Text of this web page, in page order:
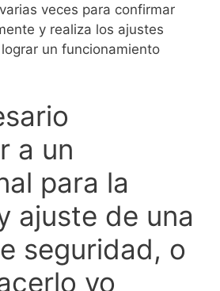
veces para confirmar
y realiza los ajustes
un funcionamiento
a un
para la
ajuste de una
seguridad, o
yo